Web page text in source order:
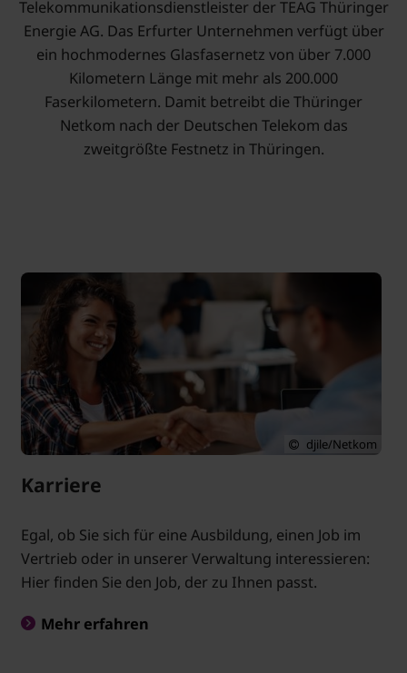
Telekommunikationsdienstleister der TEAG Thüringer
Energie AG. Das Erfurter Unternehmen verfügt über
ein hochmodernes Glasfasernetz von über 7.000
Kilometern Länge mit mehr als 200.000
Faserkilometern. Damit betreibt die Thüringer
Netkom nach der Deutschen Telekom das
zweitgrößte Festnetz in Thüringen.
djile/Netkom
Karriere
Egal, ob Sie sich für eine Ausbildung, einen Job im
Vertrieb oder in unserer Verwaltung interessieren:
Hier finden Sie den Job, der zu Ihnen passt.
Mehr erfahren